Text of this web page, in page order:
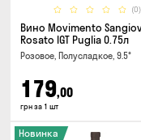
(0)
Вино Movimento
Rosato IGT Puglia 0.75л
Розовое, Полусладкое, 9.5°
179,00
грн за 1 шт
Новинка